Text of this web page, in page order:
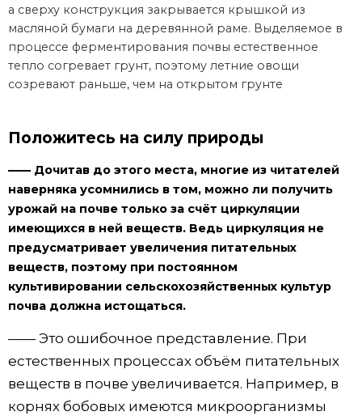
а сверху конструкция закрывается крышкой из
масляной бумаги на деревянной раме. Выделяемое в
процессе ферментирования почвы естественное
тепло согревает грунт, поэтому летние овощи
созревают раньше, чем на открытом грунте
Положитесь на силу природы
—— Дочитав до этого места, многие из читателей
наверняка усомнились в том, можно ли получить
урожай на почве только за счёт циркуляции
имеющихся в ней веществ. Ведь циркуляция не
предусматривает увеличения питательных
веществ, поэтому при постоянном
культивировании сельскохозяйственных культур
почва должна истощаться.
—— Это ошибочное представление. При
естественных процессах объём питательных
веществ в почве увеличивается. Например, в
корнях бобовых имеются микроорганизмы